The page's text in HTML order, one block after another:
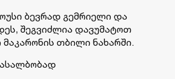
ბევრად გემრიელი და
შეგვიძლია დავუმატოთ
თბილი ნახარში.